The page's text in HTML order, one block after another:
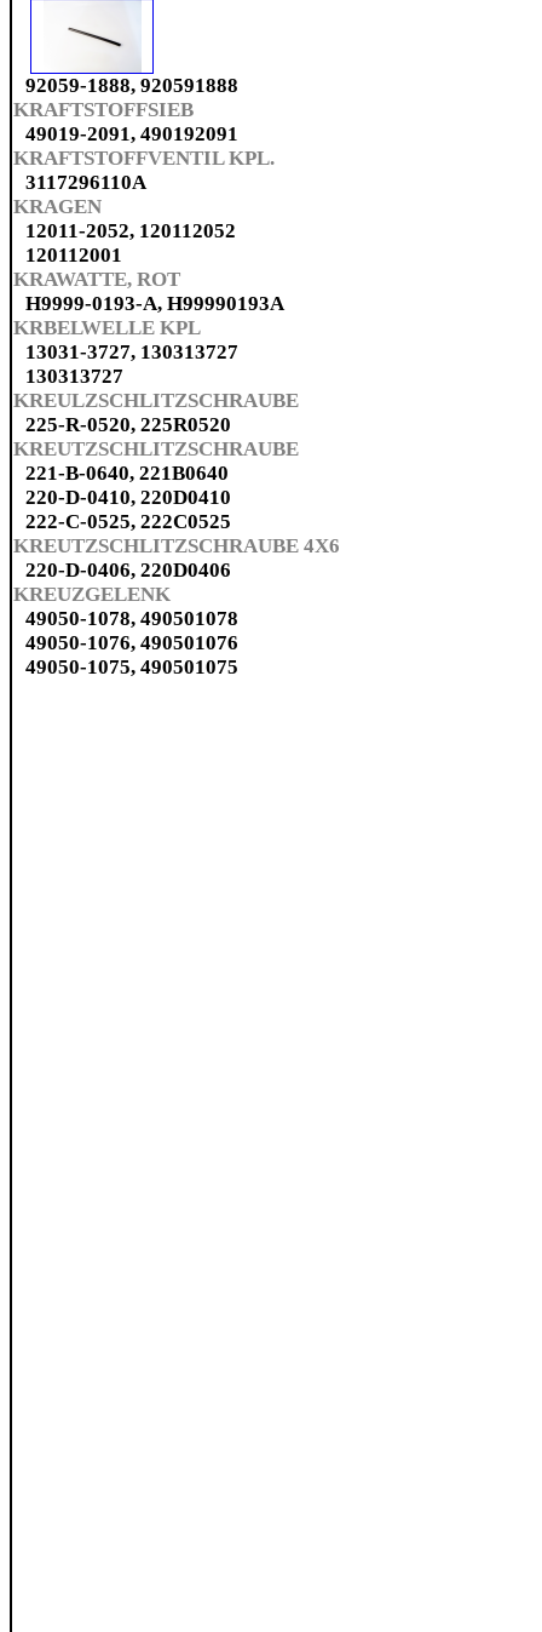
92059-1888, 920591888
KRAFTSTOFFSIEB
49019-2091, 490192091
KRAFTSTOFFVENTIL KPL.
3117296110A
KRAGEN
12011-2052, 120112052
120112001
KRAWATTE, ROT
H9999-0193-A, H99990193A
KRBELWELLE KPL
13031-3727, 130313727
130313727
KREULZSCHLITZSCHRAUBE
225-R-0520, 225R0520
KREUTZSCHLITZSCHRAUBE
221-B-0640, 221B0640
220-D-0410, 220D0410
222-C-0525, 222C0525
KREUTZSCHLITZSCHRAUBE 4X6
220-D-0406, 220D0406
KREUZGELENK
49050-1078, 490501078
49050-1076, 490501076
49050-1075, 490501075